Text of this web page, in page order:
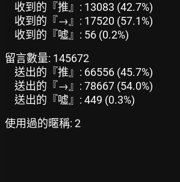
收到的『推』: 13083 (42.7%)
收到的『→』: 17520 (57.1%)
收到的『噓』: 56 (0.2%)
留言數量: 145672
送出的『推』: 66556 (45.7%)
送出的『→』: 78667 (54.0%)
送出的『噓』: 449 (0.3%)
使用過的暱稱: 2